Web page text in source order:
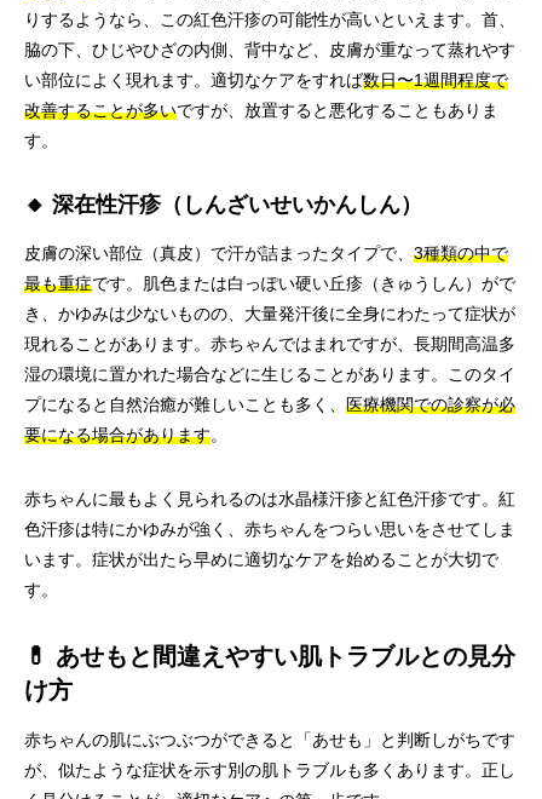
りするようなら、この紅色汗疹の可能性が高いといえます。首、
脇の下、ひじやひざの内側、背中など、皮膚が重なって蒸れやす
い部位によく現れます。適切なケアをすれば数日〜1週間程度で
改善することが多いですが、放置すると悪化することもありま
す。
🔸 深在性汗疹（しんざいせいかんしん）
皮膚の深い部位（真皮）で汗が詰まったタイプで、 3種類の中で
最も重症です。肌色または白っぽい硬い丘疹（きゅうしん）がで
き、かゆみは少ないものの、大量発汗後に全身にわたって症状が
現れることがあります。赤ちゃんではまれですが、長期間高温多
湿の環境に置かれた場合などに生じることがあります。このタイ
プになると自然治癒が難しいことも多く、 医療機関での診察が必
要になる場合があります。
赤ちゃんに最もよく見られるのは水晶様汗疹と紅色汗疹です。紅
色汗疹は特にかゆみが強く、赤ちゃんをつらい思いをさせてしま
います。症状が出たら早めに適切なケアを始めることが大切で
す。
💊 あせもと間違えやすい肌トラブルとの見分
け方
赤ちゃんの肌にぶつぶつができると「あせも」と判断しがちです
が、似たような症状を示す別の肌トラブルも多くあります。正し